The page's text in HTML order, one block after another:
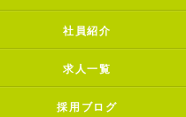
社員紹介
求人一覧
採用ブログ